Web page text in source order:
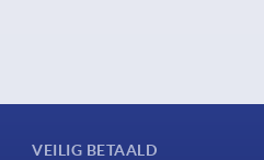
VEILIG BETAALD